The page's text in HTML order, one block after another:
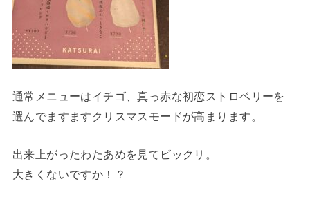
通常メニューはイチゴ、真っ赤な初恋ストロベリーを
選んでますますクリスマスモードが高まります。
出来上がったわたあめを見てビックリ。
大きくないですか！？